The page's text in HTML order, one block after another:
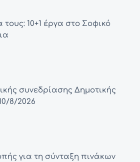
10+1 έργα στο Σοφικό
συνεδρίασης Δημοτικής
8/2026
για τη σύνταξη πινάκων